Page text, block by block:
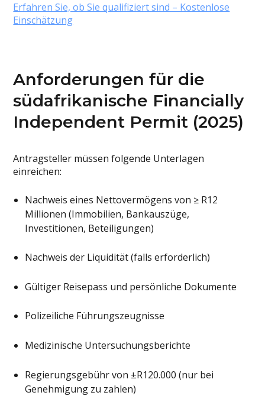
Erfahren Sie, ob Sie qualifiziert sind – Kostenlose
Einschätzung
Anforderungen für die
südafrikanische Financially
Independent Permit (2025)
Antragsteller müssen folgende Unterlagen
einreichen:
Nachweis eines Nettovermögens von ≥ R12
Millionen (Immobilien, Bankauszüge,
Investitionen, Beteiligungen)
Nachweis der Liquidität (falls erforderlich)
Gültiger Reisepass und persönliche Dokumente
Polizeiliche Führungszeugnisse
Medizinische Untersuchungsberichte
Regierungsgebühr von ±R120.000 (nur bei
Genehmigung zu zahlen)